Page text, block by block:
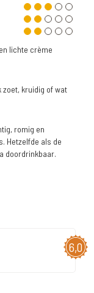
lichte crème
zoet, kruidig of wat
romig en
Hetzelfde als de
doordrinkbaar.
6,0